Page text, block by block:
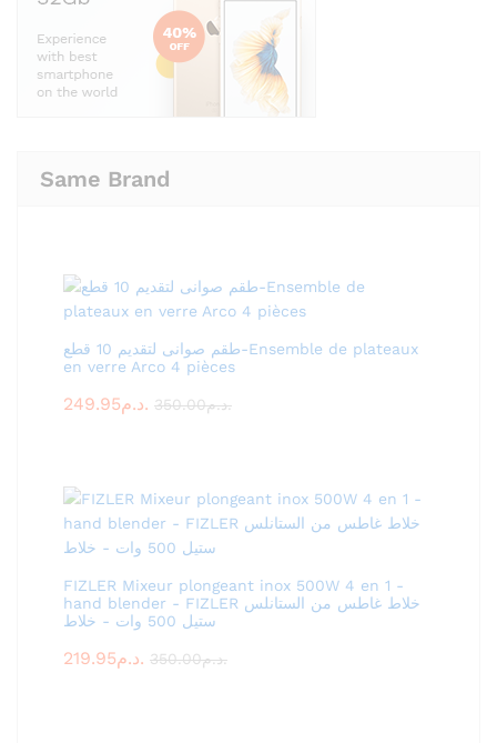
Same Brand
طقم صوانى لتقديم 10 قطع-Ensemble de plateaux
en verre Arco 4 pièces
249.95 د.م. 350.00 د.م.
FIZLER Mixeur plongeant inox 500W 4 en 1 -
hand blender - FIZLER خلاط غاطس من الستانلس
ستيل 500 وات - خلاط
219.95 د.م. 350.00 د.م.